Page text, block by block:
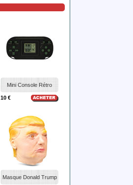
Mini Console Rétro
10 €
Masque Donald Trump